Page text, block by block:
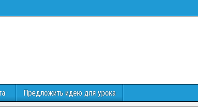
Предложить идею для урока